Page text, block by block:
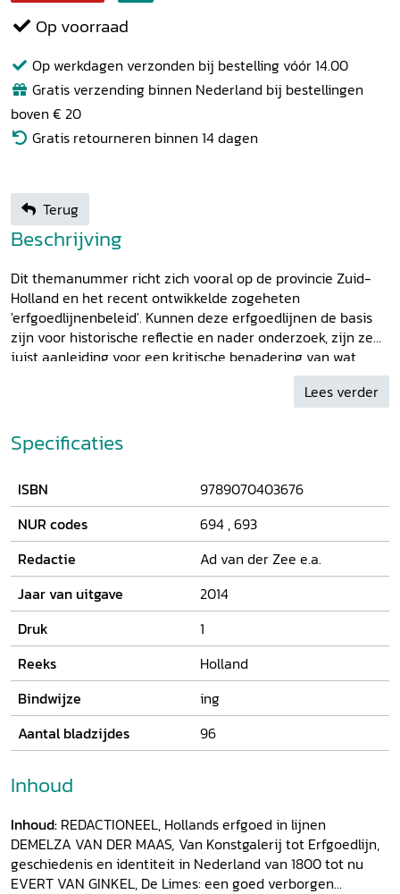
Op voorraad
Op werkdagen verzonden bij bestelling vóór 14.00
Gratis verzending binnen Nederland bij bestellingen
boven € 20
Gratis retourneren binnen 14 dagen
Terug
Beschrijving
Dit themanummer richt zich vooral op de provincie Zuid-
Holland en het recent ontwikkelde zogeheten
'erfgoedlijnenbeleid'. Kunnen deze erfgoedlijnen de basis
zijn voor historische reflectie en nader onderzoek, zijn ze
juist aanleiding voor een kritische benadering van wat
onder 'erfgoed' wordt verstaan of spelen ze slechts een
Lees verder
Specificaties
ISBN
9789070403676
NUR codes
694 ,693
Redactie
Ad van der Zee e.a.
Jaar van uitgave
2014
Druk
1
Reeks
Holland
Bindwijze
ing
Aantal bladzijdes
96
Inhoud
Inhoud: REDACTIONEEL, Hollands erfgoed in lijnen
DEMELZA VAN DER MAAS, Van Konstgalerij tot Erfgoedlijn,
geschiedenis en identiteit in Nederland van 1800 tot nu
EVERT VAN GINKEL, De Limes: een goed verborgen